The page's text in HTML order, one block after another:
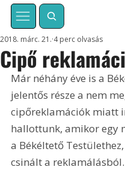
Cipő
2018. márc. 21. 4 perc olvasás
Már néhány éve is a
jelentős része a nem
cipőreklamációk miatt
hallottunk, amikor egy
a Békéltető
csinált a reklamálásból.